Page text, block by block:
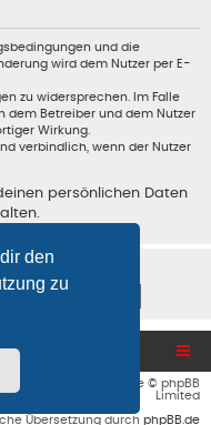
den
zu
und die
wird dem Nutzer per E-
zu widersprechen. Im Falle
dem Betreiber und dem Nutzer
Wirkung.
verbindlich, wenn der Nutzer
persönlichen Daten
® Forum Software © phpBB
Limited
Übersetzung durch phpBB.de